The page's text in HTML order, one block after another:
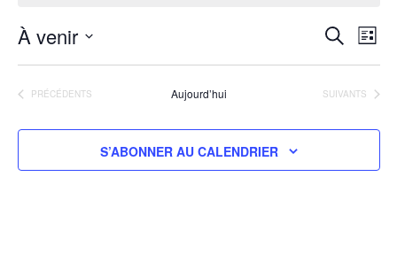
et
de
de
LISTE
À venir
Sélectionnez
uneÉVÈNEMENTS
PRÉCÉDENTS Aujourd’hui ÉVÈNEMENTS
SUIVANTS
S’ABONNER AU CALENDRIER